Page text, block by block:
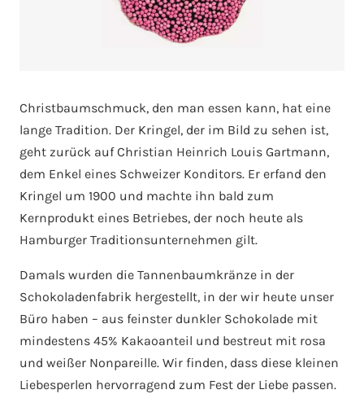
Christbaumschmuck, den man essen kann, hat eine
lange Tradition. Der Kringel, der im Bild zu sehen ist,
geht zurück auf Christian Heinrich Louis Gartmann,
dem Enkel eines Schweizer Konditors. Er erfand den
Kringel um 1900 und machte ihn bald zum
Kernprodukt eines Betriebes, der noch heute als
Hamburger Traditionsunternehmen gilt.
Damals wurden die Tannenbaumkränze in der
Schokoladenfabrik hergestellt, in der wir heute unser
Büro haben – aus feinster dunkler Schokolade mit
mindestens 45% Kakaoanteil und bestreut mit rosa
und weißer Nonpareille. Wir finden, dass diese kleinen
Liebesperlen hervorragend zum Fest der Liebe passen.